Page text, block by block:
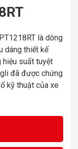
là dòng
dáng thiết kế
hiệu suất tuyệt
đã được chứng
kỹ thuật của xe